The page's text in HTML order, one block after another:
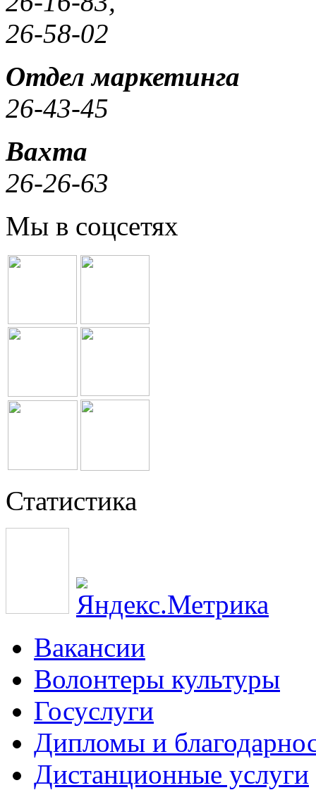
26-58-02
Отдел маркетинга
26-43-45
Вахта
26-26-63
Мы в соцсетях
Статистика
Вакансии
Волонтеры культуры
Госуслуги
Дипломы и
Дистанционные услуги